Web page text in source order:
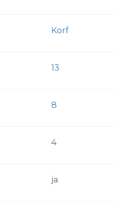
Korf
13
8
4
ja